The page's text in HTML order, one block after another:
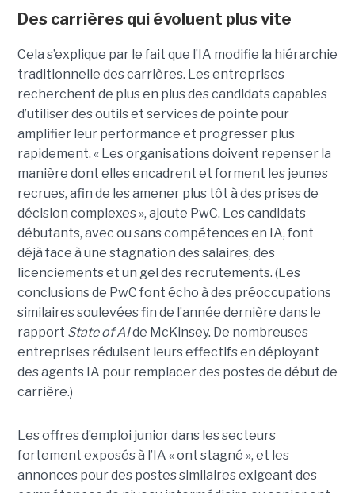
Des carrières qui évoluent plus vite
Cela s’explique par le fait que l’IA modifie la hiérarchie
traditionnelle des carrières. Les entreprises
recherchent de plus en plus des candidats capables
d’utiliser des outils et services de pointe pour
amplifier leur performance et progresser plus
rapidement. « Les organisations doivent repenser la
manière dont elles encadrent et forment les jeunes
recrues, afin de les amener plus tôt à des prises de
décision complexes », ajoute PwC. Les candidats
débutants, avec ou sans compétences en IA, font
déjà face à une stagnation des salaires, des
licenciements et un gel des recrutements. (Les
conclusions de PwC font écho à des préoccupations
similaires soulevées fin de l’année dernière dans le
rapport State of AIde McKinsey. De nombreuses
entreprises réduisent leurs effectifs en déployant
des agents IA pour remplacer des postes de début de
carrière.)
Les offres d’emploi junior dans les secteurs
fortement exposés à l’IA « ont stagné », et les
annonces pour des postes similaires exigeant des